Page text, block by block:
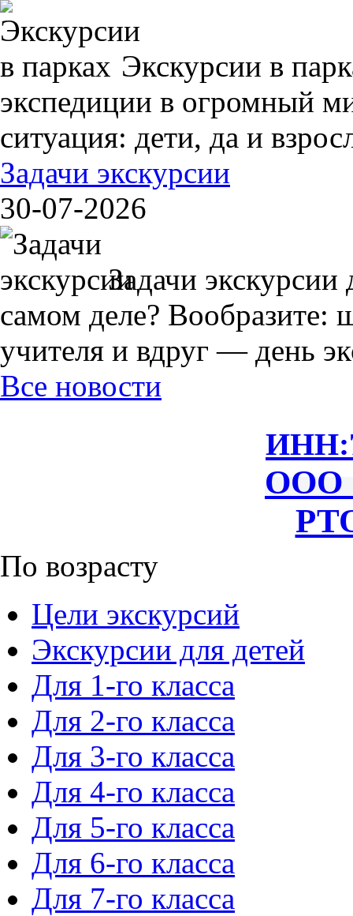
Экскурсии в
экспедиции в огромный
ситуация: дети, да и
Задачи экскурсии
30-07-2026
Задачи
самом деле? Вообразите:
учителя и вдруг — день
Все новости
ИНН:
ООО
По возрасту
Цели экскурсий
Экскурсии для детей
Для 1-го класса
Для 2-го класса
Для 3-го класса
Для 4-го класса
Для 5-го класса
Для 6-го класса
Для 7-го класса